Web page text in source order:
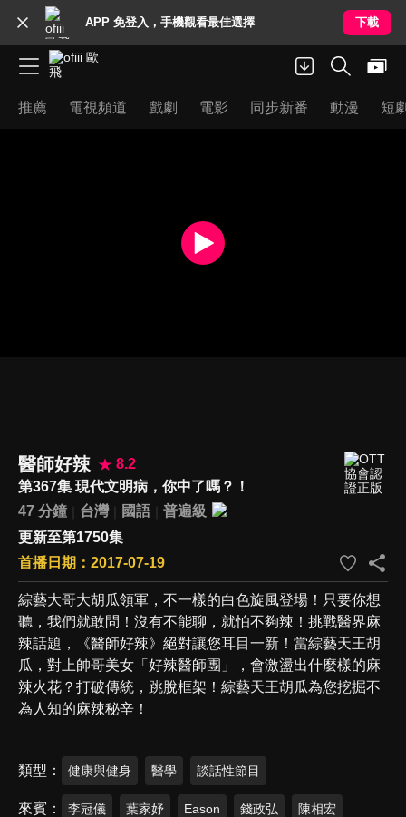
APP 免登入，手機觀看最佳選擇 下載
推薦 電視頻道 戲劇 電影 同步新番 動漫 短
醫師好辣
8.2
第367集 現代文明病，你中了嗎？！
47 分鐘
台灣 國語
普遍級
更新至第1750集
首播日期：2017-07-19
綜藝大哥大胡瓜領軍，不一樣的白色旋風登場！只要你想
聽，我們就敢問！沒有不能聊，就怕不夠辣！挑戰醫界麻
辣話題，《醫師好辣》絕對讓您耳目一新！當綜藝天王胡
瓜，對上帥哥美女「好辣醫師團」，會激盪出什麼樣的麻
辣火花？打破傳統，跳脫框架！綜藝天王胡瓜為您挖掘不
為人知的麻辣秘辛！
類型 健康與健身 醫學 談話性節目
來賓 李冠儀 葉家妤 Eason 錢政弘 陳相宏